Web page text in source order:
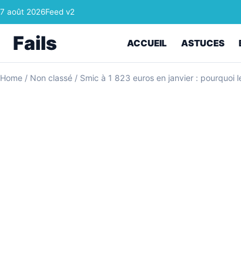
Skip to content
7 août 2026Feed v2
Fails ACCUEIL ASTUCES
Home / Non classé / Smic à 1 823 euros en janvier :